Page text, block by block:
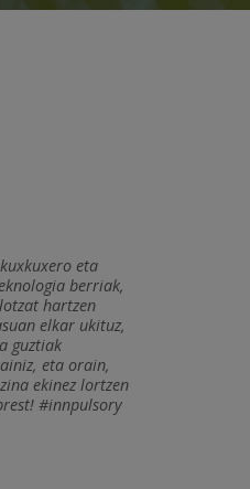
eta
berriak,
hartzen
elkar ukituz,
guztiak
eta orain,
ekinez lortzen
#innpulsory